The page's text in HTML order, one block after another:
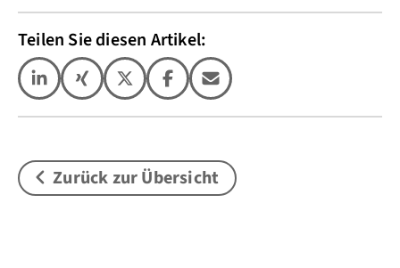
Teilen Sie diesen Artikel:
Zurück zur Übersicht